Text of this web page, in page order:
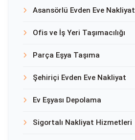
Asansörlü Evden Eve Nakliyat
Ofis ve İş Yeri Taşımacılığı
Parça Eşya Taşıma
Şehiriçi Evden Eve Nakliyat
Ev Eşyası Depolama
Sigortalı Nakliyat Hizmetleri